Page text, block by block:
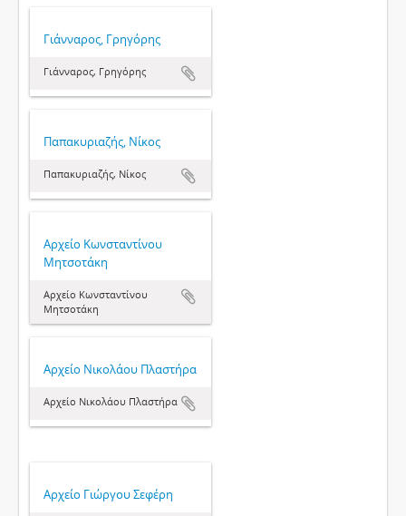
Γιάνναρος, Γρηγόρης
Γιάνναρος, Γρηγόρης
Παπακυριαζής, Νίκος
Παπακυριαζής, Νίκος
Αρχείο Κωνσταντίνου
Μητσοτάκη
Αρχείο Κωνσταντίνου
Μητσοτάκη
Αρχείο Νικολάου Πλαστήρα
Αρχείο Νικολάου Πλαστήρα
Αρχείο Γιώργου Σεφέρη